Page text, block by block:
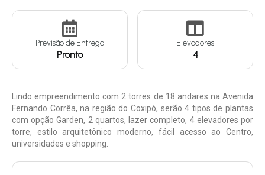
Previsão de Entrega
Pronto
Elevadores
4
Lindo empreendimento com 2 torres de 18 andares na Avenida
Fernando Corrêa, na região do Coxipó, serão 4 tipos de plantas
com opção Garden, 2 quartos, lazer completo, 4 elevadores por
torre, estilo arquitetônico moderno, fácil acesso ao Centro,
universidades e shopping.